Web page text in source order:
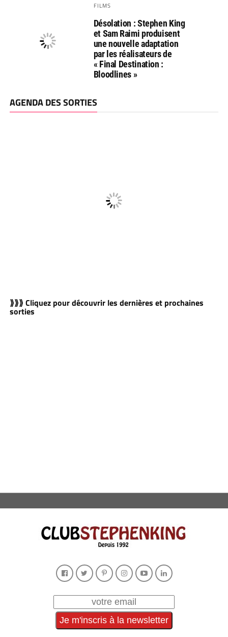
FILMS
Désolation : Stephen King
et Sam Raimi produisent
une nouvelle adaptation
par les réalisateurs de
« Final Destination :
Bloodlines »
AGENDA DES SORTIES
⟫⟫⟫ Cliquez pour découvrir les dernières et prochaines
sorties